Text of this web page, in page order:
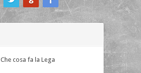
Che cosa fa la Lega